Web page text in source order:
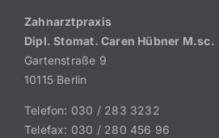
Zahnarztpraxis
Dipl. Stomat. Caren Hübner M.sc.
Gartenstraße 9
10115 Berlin
Telefon: 030 / 283 3232
Telefax: 030 / 280 456 96